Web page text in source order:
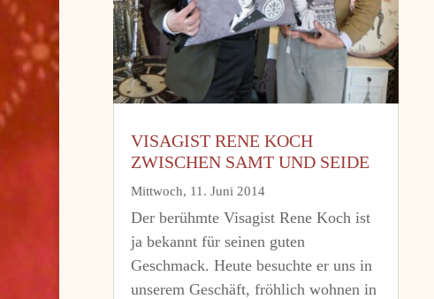
VISAGIST RENE KOCH
ZWISCHEN SAMT UND SEIDE
Mittwoch, 11. Juni 2014
Der berühmte Visagist Rene Koch ist
ja bekannt für seinen guten
Geschmack. Heute besuchte er uns in
unserem Geschäft, fröhlich wohnen in